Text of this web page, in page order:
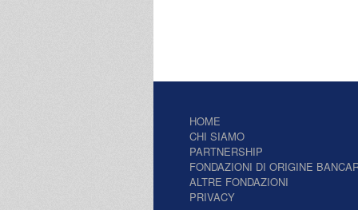
HOME
CHI SIAMO
PARTNERSHIP
FONDAZIONI DI ORIGINE
ALTRE FONDAZIONI
PRIVACY